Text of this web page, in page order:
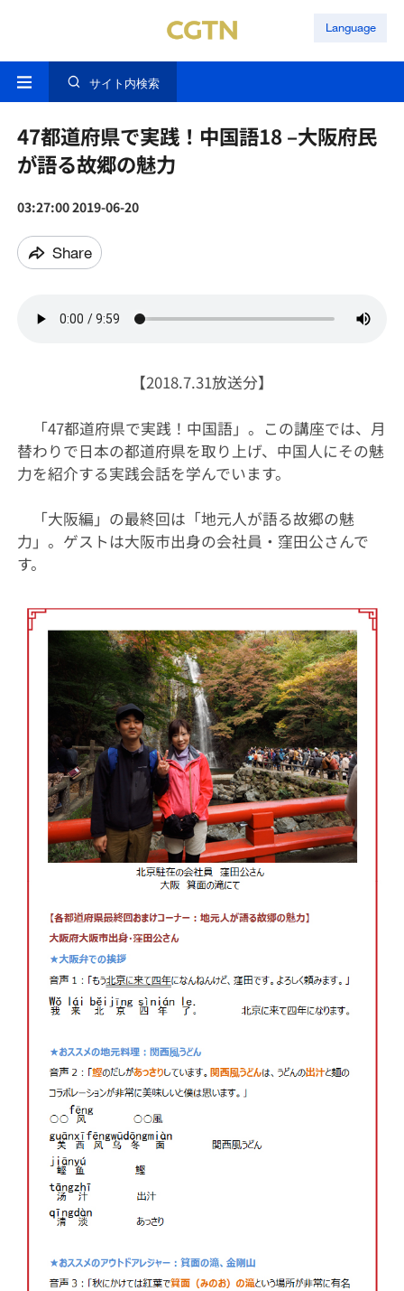
Language
サイト内検索
47都道府県で実践！中国語18 –大阪府民
が語る故郷の魅力
03:27:00 2019-06-20
Share
【2018.7.31放送分】
「47都道府県で実践！中国語」。この講座では、月
替わりで日本の都道府県を取り上げ、中国人にその魅
力を紹介する実践会話を学んでいます。
「大阪編」の最終回は「地元人が語る故郷の魅
力」。ゲストは大阪市出身の会社員・窪田公さんで
す。